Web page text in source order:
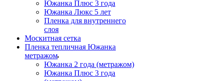
Южанка Плюс 3 года
Южанка Люкс 5 лет
Пленка для внутреннего
слоя
Москитная сетка
Пленка тепличная Южанка
метражом
Южанка 2 года (метражом)
Южанка Плюс 3 года